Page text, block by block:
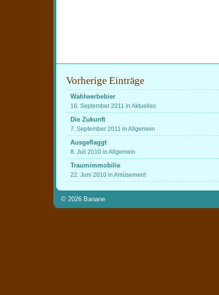
Vorherige Einträge
Wahlwerbebier
16. September 2011 in Aktuelles
Die Zukunft
7. September 2011 in Allgemein
Ausgeflaggt
8. Juli 2010 in Allgemein
Traumimmobilie
22. Juni 2010 in Amüsement
© 2026 Banane